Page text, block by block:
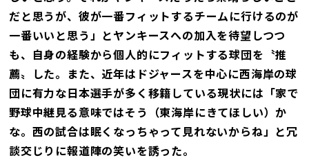
だと思うが、彼が一番フィットするチームに行けるのが
一番いいと思う」とヤンキースへの加入を待望しつつ
も、自身の経験から個人的にフィットする球団を〝推
薦〟した。また、近年はドジャースを中心に西海岸の球
団に有力な日本選手が多く移籍している現状には「家で
野球中継見る意味ではそう（東海岸にきてほしい）か
な。西の試合は眠くなっちゃって見れないからね」と冗
談交じりに報道陣の笑いを誘った。